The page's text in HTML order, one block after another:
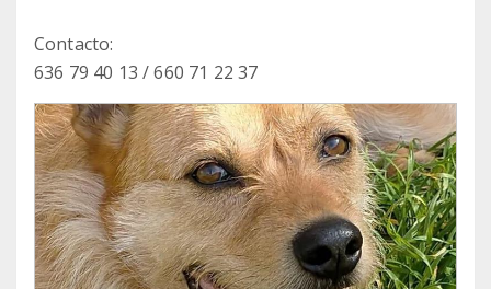
Contacto:
636 79 40 13 / 660 71 22 37